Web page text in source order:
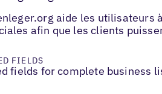
aide les utilisateurs
afin que les clients
FIELDS
fields for complete business